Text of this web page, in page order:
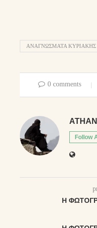
ΑΝΑΓΝΏΣΜΑΤΑ
0 comments
Follow
Η